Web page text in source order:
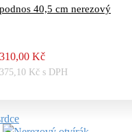
podnos 40,5 cm nerezový
310,00 Kč
375,10 Kč s DPH